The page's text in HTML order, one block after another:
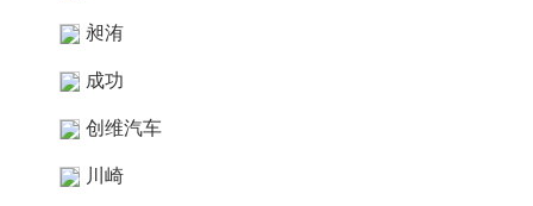
昶洧
成功
创维汽车
川崎